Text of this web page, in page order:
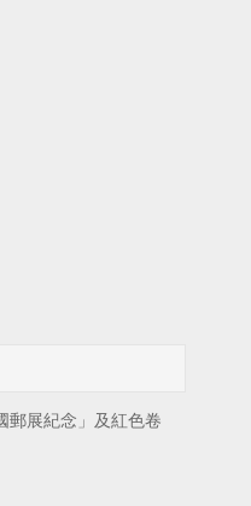
郵展紀念」及紅色卷